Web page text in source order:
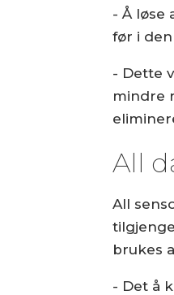
- Å løse
før i
- Dette
mindre
All
All
brukes
- Det å